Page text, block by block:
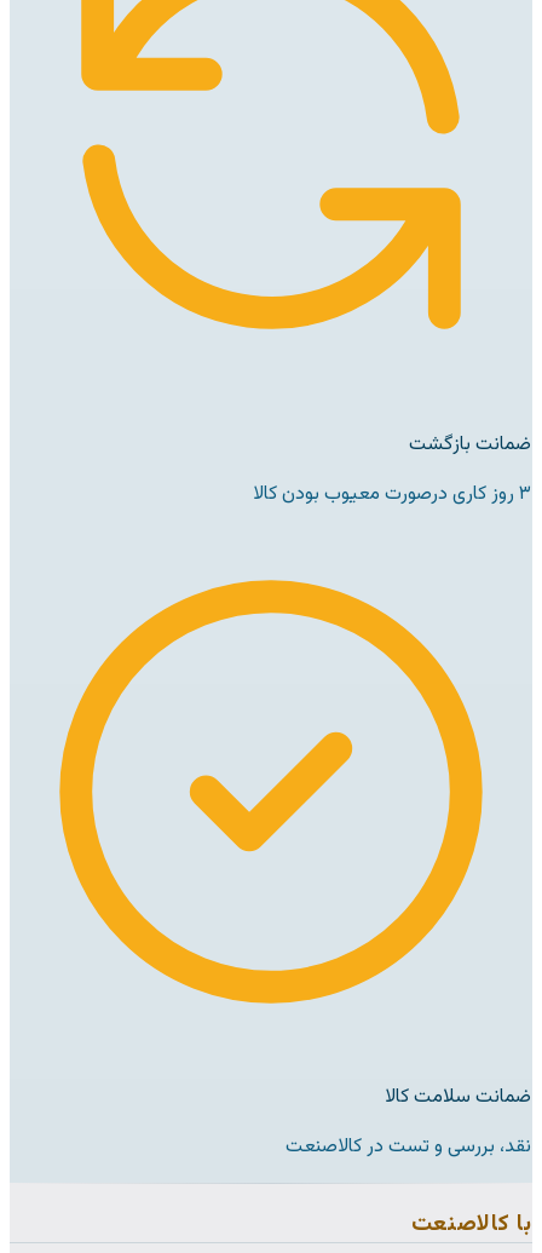
ضمانت بازگشت
۳ روز کاری درصورت معیوب بودن کالا
ضمانت سلامت کالا
نقد، بررسی و تست در کالاصنعت
با کالاصنعت